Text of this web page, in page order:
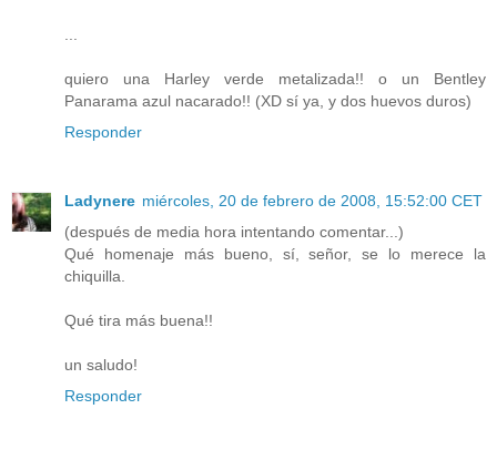
quiero una Harley verde metalizada!! o un Bentley
Panarama azul nacarado!! (XD sí ya, y dos huevos duros)
Responder
Ladynere miércoles, 20 de febrero de 2008, 15:52:00 CET
(después de media hora intentando comentar...)
Qué homenaje más bueno, sí, señor, se lo merece la
chiquilla.
Qué tira más buena!!
un saludo!
Responder